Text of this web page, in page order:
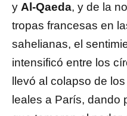
y Al-Qaeda, y de la
tropas francesas en
sahelianas, el
intensificó entre los
llevó al colapso de
leales a París, dando